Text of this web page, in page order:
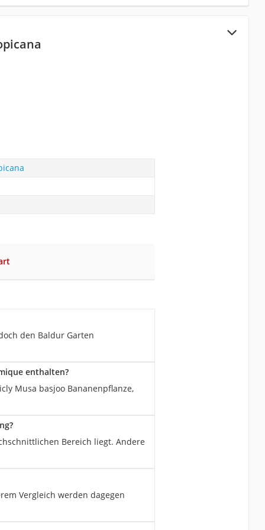
den Baldur Garten
enthalten?
Musa basjoo Bananenpflanze,
Bereich liegt. Andere
Vergleich werden dagegen